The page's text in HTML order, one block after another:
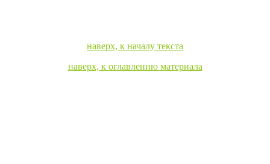
наверх, к началу текста
наверх, к оглавлению материала